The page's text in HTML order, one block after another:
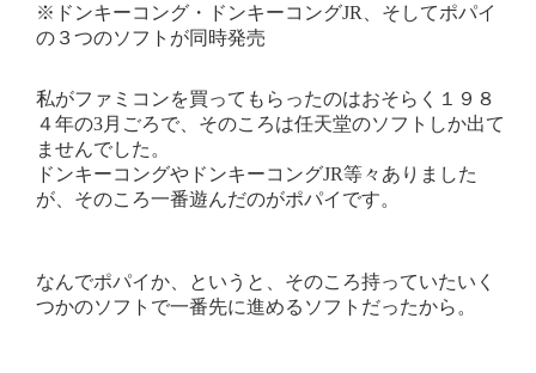
※ドンキーコング・ドンキーコングJR、そしてポパイ
の３つのソフトが同時発売
私がファミコンを買ってもらったのはおそらく１９８
４年の3月ごろで、そのころは任天堂のソフトしか出て
ませんでした。
ドンキーコングやドンキーコングJR等々ありました
が、そのころ一番遊んだのがポパイです。
なんでポパイか、というと、そのころ持っていたいく
つかのソフトで一番先に進めるソフトだったから。